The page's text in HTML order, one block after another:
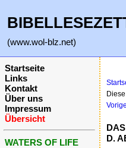
(www.wol-blz.net)
Startseite
Links
Kontakt
Über uns
Impressum
Übersicht
WATERS OF LIFE
D.